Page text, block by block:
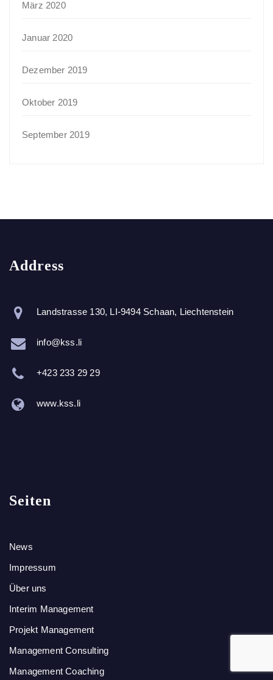
März 2020
Januar 2020
Dezember 2019
Oktober 2019
September 2019
Address
Landstrasse 130, LI-9494 Schaan, Liechtenstein
info@kss.li
+423 233 29 29
www.kss.li
Seiten
News
Impressum
Über uns
Interim Management
Projekt Management
Management Consulting
Management Coaching